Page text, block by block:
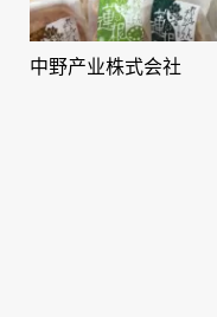
中野产业株式会社